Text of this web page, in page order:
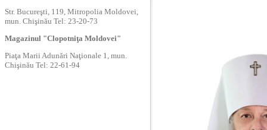
Str. Bucureşti, 119, Mitropolia Moldovei,
mun. Chişinău Tel: 23-20-73
Magazinul "Clopotniţa Moldovei"
Piaţa Marii Adunări Naţionale 1, mun.
Chişinău Tel: 22-61-94